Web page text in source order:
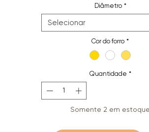
Diâmetro *
Selecionar
Cor do forro *
Quantidade *
Somente 2 em estoque